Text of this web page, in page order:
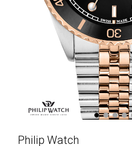
1 2 3 4
Philip Watch